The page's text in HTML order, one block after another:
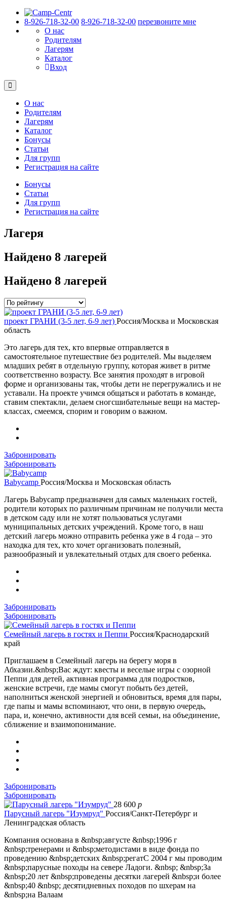
8-926-718-32-00 8-926-718-32-00 перезвоните мне
О нас
Родителям
Лагерям
Каталог
Вход
О нас
Родителям
Лагерям
Каталог
Бонусы
Статьи
Для групп
Регистрация на сайте
Бонусы
Статьи
Для групп
Регистрация на сайте
Лагеря
Найдено 8 лагерей
Найдено 8 лагерей
проект ГРАНИ (3-5 лет, 6-9 лет) Россия/Москва и Московская
область
Это лагерь для тех, кто впервые отправляется в
самостоятельное путешествие без родителей. Мы выделяем
младших ребят в отдельную группу, которая живет в ритме
соответственно возрасту. Все занятия проходят в игровой
форме и организованы так, чтобы дети не перегружались и не
уставали. На проекте учимся общаться и работать в команде,
ставим спектакли, делаем сногсшибательные вещи на мастер-
классах, смеемся, спорим и говорим о важном.
Забронировать
Забронировать
Babycamp Россия/Москва и Московская область
Лагерь Babycamp предназначен для самых маленьких гостей,
родители которых по различным причинам не получили места
в детском саду или не хотят пользоваться услугами
муниципальных детских учреждений. Кроме того, в наш
детский лагерь можно отправить ребенка уже в 4 года – это
находка для тех, кто хочет организовать полезный,
разнообразный и увлекательный отдых для своего ребенка.
Забронировать
Забронировать
Семейный лагерь в гостях и Пеппи Россия/Краснодарский
край
Приглашаем в Семейный лагерь на берегу моря в
Абхазии.&nbsp;Вас ждут: квесты и веселые игры с озорной
Пеппи для детей, активная программа для подростков,
женские встречи, где мамы смогут побыть без детей,
наполниться женской энергией и обновиться, время для пары,
где папы и мамы вспоминают, что они, в первую очередь,
пара, и, конечно, активности для всей семьи, на объединение,
сближение и взаимопонимание.
Забронировать
Забронировать
28 600 p
Парусный лагерь "Изумруд" Россия/Санкт-Петербург и
Ленинградская область
Компания основана в &nbsp;августе &nbsp;1996 г
&nbsp;тренерами и &nbsp;методистами в виде фонда по
проведению &nbsp;детских &nbsp;регатС 2004 г мы проводим
&nbsp;парусные походы на севере Ладоги. &nbsp; &nbsp;За
&nbsp;20 лет &nbsp;проведены десятки лагерей &nbsp;и более
&nbsp;40 &nbsp; десятидневных походов по шхерам на
&nbsp;на Валаам